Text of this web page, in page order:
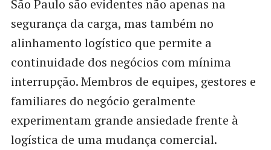
São Paulo são evidentes não apenas na
segurança da carga, mas também no
alinhamento logístico que permite a
continuidade dos negócios com mínima
interrupção. Membros de equipes, gestores e
familiares do negócio geralmente
experimentam grande ansiedade frente à
logística de uma mudança comercial.